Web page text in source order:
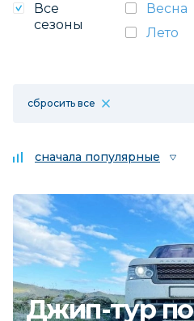
Все
сезоны
Весна
Лето
сбросить все
сначала популярные
Джип-тур по